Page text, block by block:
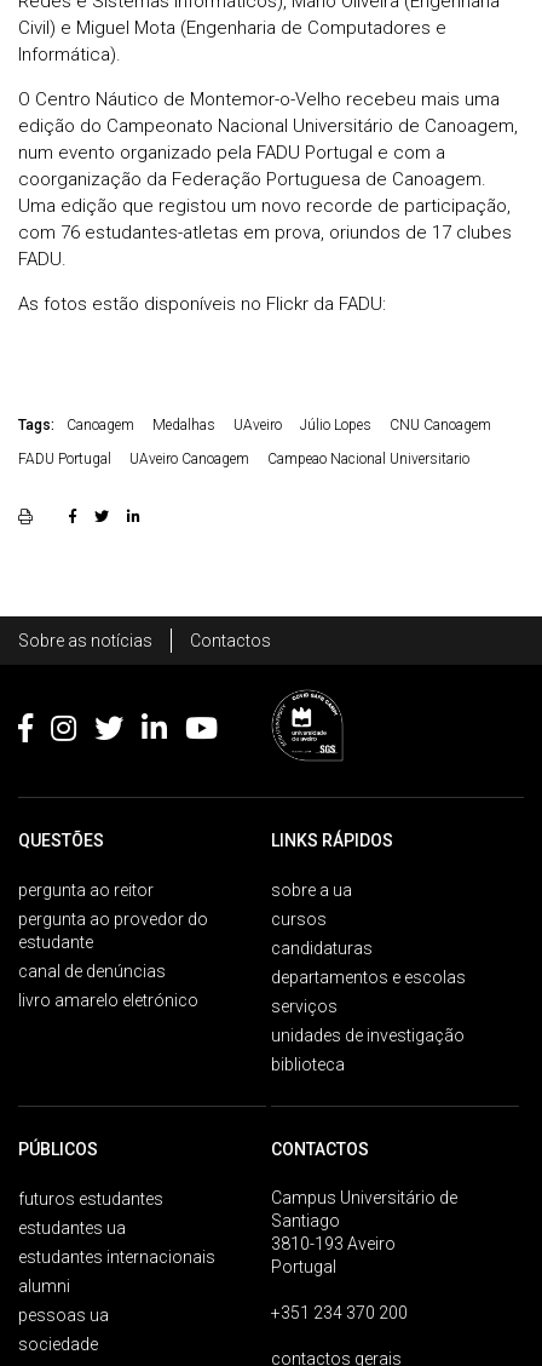
Civil) e Miguel Mota (Engenharia de Computadores e
Informática).
O Centro Náutico de Montemor-o-Velho recebeu mais uma
edição do Campeonato Nacional Universitário de Canoagem,
num evento organizado pela FADU Portugal e com a
coorganização da Federação Portuguesa de Canoagem.
Uma edição que registou um novo recorde de participação,
com 76 estudantes-atletas em prova, oriundos de 17 clubes
FADU.
As fotos estão disponíveis no Flickr da FADU:
Tags: Canoagem Medalhas UAveiro Júlio Lopes
CNU Canoagem
FADU Portugal
UAveiro Canoagem Campeao Nacional Universitario
Footer
Sobre as notícias Contactos
QUESTÕES
pergunta ao reitor
pergunta ao provedor do
estudante
canal de denúncias
livro amarelo eletrónico
LINKS RÁPIDOS
sobre a ua
cursos
candidaturas
departamentos e escolas
serviços
unidades de investigação
biblioteca
PÚBLICOS
futuros estudantes
estudantes ua
estudantes internacionais
alumni
pessoas ua
sociedade
CONTACTOS
Campus Universitário de
Santiago
3810-193 Aveiro
Portugal
+351 234 370 200
contactos gerais